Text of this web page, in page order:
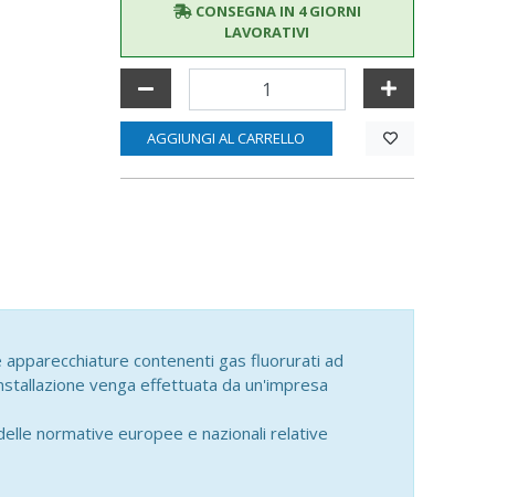
CONSEGNA IN 4 GIORNI
LAVORATIVI
AGGIUNGI AL CARRELLO
contenenti gas fluorurati ad
venga effettuata da un'impresa
normative europee e nazionali relative